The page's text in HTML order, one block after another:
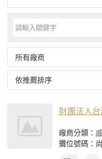
所有廠商
依推薦排序
財團法人
廠商分類：
攤位號碼：